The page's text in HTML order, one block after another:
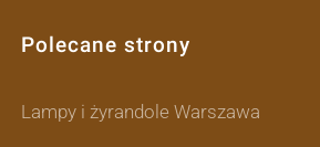
Polecane strony
Lampy i żyrandole Warszawa